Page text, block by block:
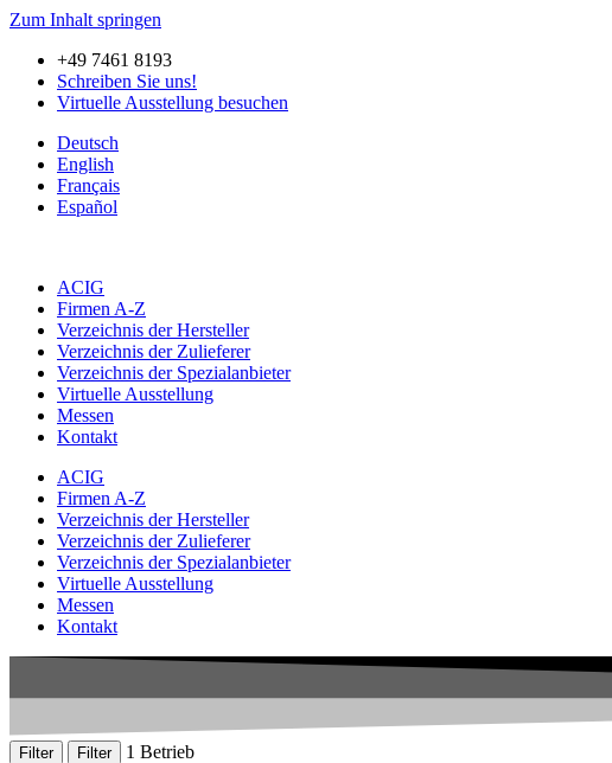
Zum Inhalt springen
+49 7461 8193
Schreiben Sie uns!
Virtuelle Ausstellung besuchen
Deutsch
English
Français
Español
ACIG
Firmen A-Z
Verzeichnis der Hersteller
Verzeichnis der Zulieferer
Verzeichnis der Spezialanbieter
Virtuelle Ausstellung
Messen
Kontakt
ACIG
Firmen A-Z
Verzeichnis der Hersteller
Verzeichnis der Zulieferer
Verzeichnis der Spezialanbieter
Virtuelle Ausstellung
Messen
Kontakt
Filter Filter 1 Betrieb